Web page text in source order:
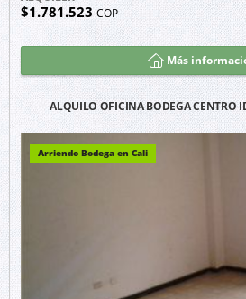
$1.781.523 COP
Más
ALQUILO OFICINA BODEGA CENTRO
Arriendo Bodega en Cali